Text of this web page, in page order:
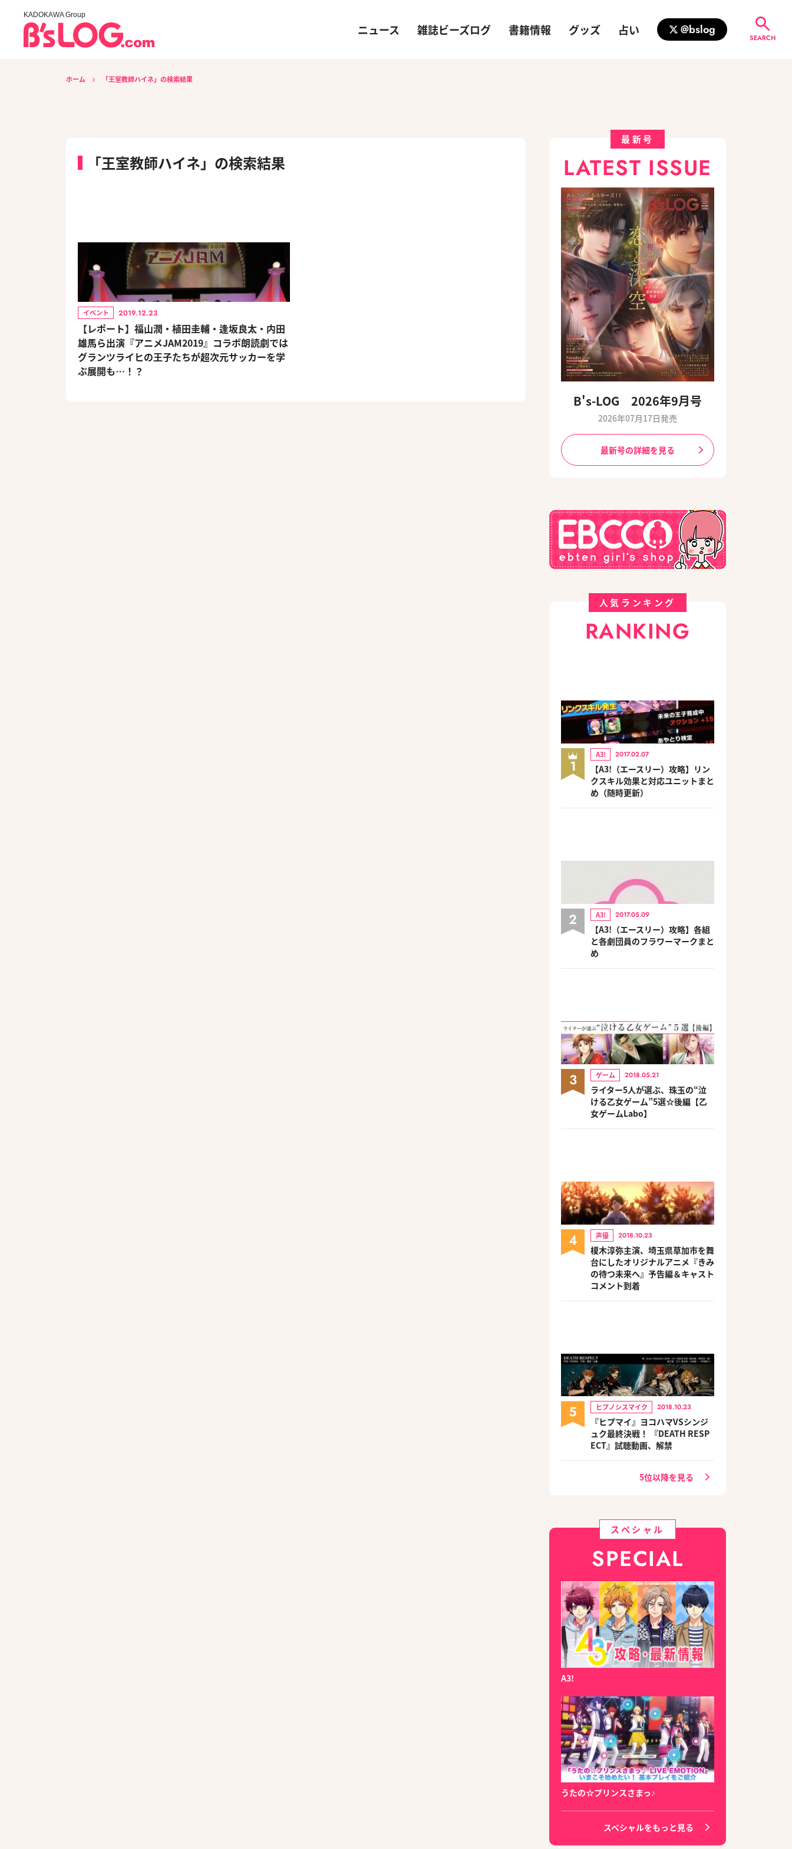
KADOKAWA Group
ニュース 雑誌ビーズログ 書籍情報 グッズ 占い @bslog
SEARCH
ホーム 「王室教師ハイネ」の検索結果
「王室教師ハイネ」の検索結果
イベント 2019.12.23
【レポート】福山潤・植田圭輔・逢坂良太・内田
雄馬ら出演『アニメJAM2019』コラボ朗読劇では
グランツライヒの王子たちが超次元サッカーを学
ぶ展開も…！？
最新号
LATEST ISSUE
B's-LOG 2026年9月号
2026年07月17日発売
最新号の詳細を見る
人気ランキング
RANKING
1
A3! 2017.02.07
【A3!（エースリー）攻略】リン
クスキル効果と対応ユニットまと
め（随時更新）
2 A3! 2017.05.09
【A3!（エースリー）攻略】各組
と各劇団員のフラワーマークまと
め
3 ゲーム 2018.05.21
ライター5人が選ぶ、珠玉の“泣
ける乙女ゲーム”5選☆後編【乙
女ゲームLabo】
4 声優 2018.10.23
榎木淳弥主演、埼玉県草加市を舞
台にしたオリジナルアニメ『きみ
の待つ未来へ』予告編＆キャスト
コメント到着
5 ヒプノシスマイク 2018.10.23
『ヒプマイ』ヨコハマVSシンジ
ュク最終決戦！ 『DEATH RESP
ECT』試聴動画、解禁
5位以降を見る
スペシャル
SPECIAL
A3!
うたの☆プリンスさまっ♪
スペシャルをもっと見る